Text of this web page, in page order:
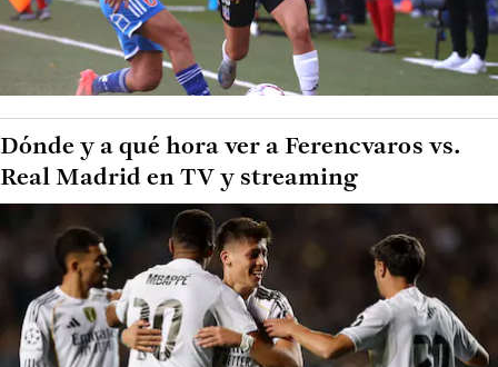
Dónde y a qué hora ver a Ferencvaros vs.
Real Madrid en TV y streaming